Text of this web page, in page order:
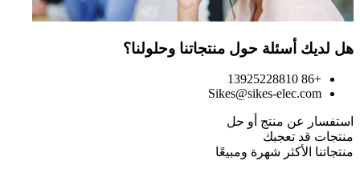
هل لديك أسئلة حول منتجاتنا وحلولنا؟
+86 13925228810
Sikes@sikes-elec.com
استفسار عن منتج أو حل
منتجات قد تعجبك
منتجاتنا الأكثر شهرة ومبيعًا